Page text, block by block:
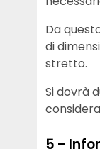
Da
di
stretto.
Si dovrà
5 –